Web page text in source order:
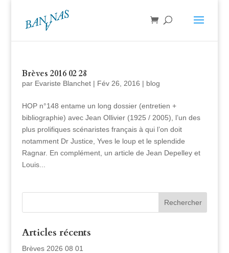
Brèves 2016 02 28
par Evariste Blanchet| Fév 26, 2016 | blog
HOP n°148 entame un long dossier (entretien +
bibliographie) avec Jean Ollivier (1925 / 2005), l’un des
plus prolifiques scénaristes français à qui l’on doit
notamment Dr Justice, Yves le loup et le splendide
Ragnar. En complément, un article de Jean Depelley et
Louis...
Articles récents
Brèves 2026 08 01